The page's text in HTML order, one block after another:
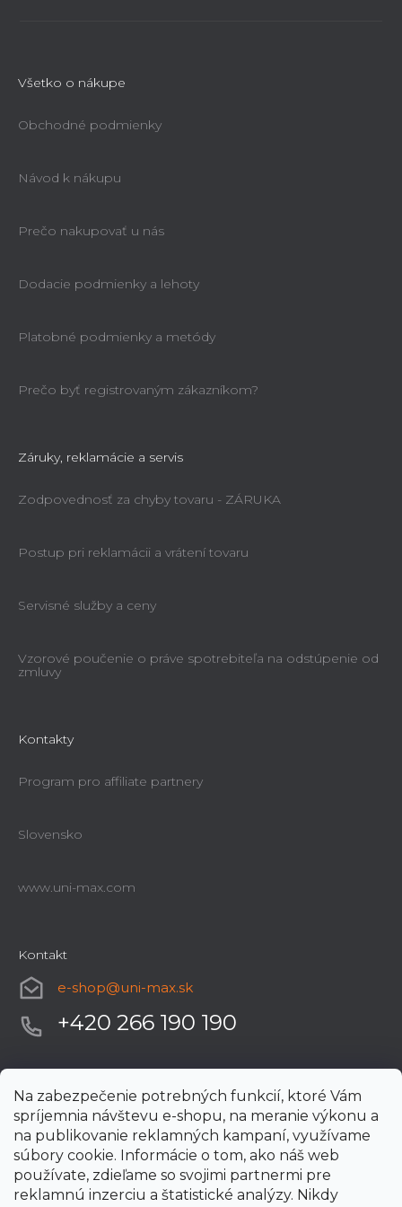
Na zabezpečenie potrebných funkcií, ktoré Vám
spríjemnia návštevu e-shopu, na meranie výkonu a
na publikovanie reklamných kampaní, využívame
súbory cookie. Informácie o tom, ako náš web
používate, zdieľame so svojimi partnermi pre
reklamnú inzerciu a štatistické analýzy. Nikdy
Všetko o nákupe
Obchodné podmienky
Návod k nákupu
Prečo nakupovať u nás
Dodacie podmienky a lehoty
Platobné podmienky a metódy
Prečo byť registrovaným zákazníkom?
Záruky, reklamácie a servis
Zodpovednosť za chyby tovaru - ZÁRUKA
Postup pri reklamácii a vrátení tovaru
Servisné služby a ceny
Vzorové poučenie o práve spotrebiteľa na odstúpenie od
zmluvy
Kontakty
Program pro affiliate partnery
Slovensko
www.uni-max.com
Kontakt
e-shop@uni-max.sk
+420 266 190 190